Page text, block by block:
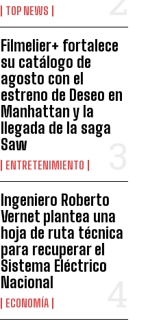
TOP NEWS
Filmelier+ fortalece
su catálogo de
agosto con el
estreno de Deseo en
Manhattan y la
llegada de la saga
Saw
ENTRETENIMIENTO
Ingeniero Roberto
Vernet plantea una
hoja de ruta técnica
para recuperar el
Sistema Eléctrico
Nacional
ECONOMÍA